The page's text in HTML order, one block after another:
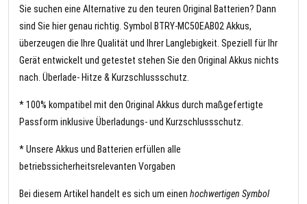
Sie suchen eine Alternative zu den teuren Original Batterien? Dann
sind Sie hier genau richtig. Symbol BTRY-MC50EAB02 Akkus,
überzeugen die Ihre Qualität und Ihrer Langlebigkeit. Speziell für Ihr
Gerät entwickelt und getestet stehen Sie den Original Akkus nichts
nach. Überlade- Hitze & Kurzschlussschutz.
* 100% kompatibel mit den Original Akkus durch maßgefertigte
Passform inklusive Überladungs- und Kurzschlussschutz.
* Unsere Akkus und Batterien erfüllen alle
betriebssicherheitsrelevanten Vorgaben
Bei diesem Artikel handelt es sich um einen hochwertigen Symbol